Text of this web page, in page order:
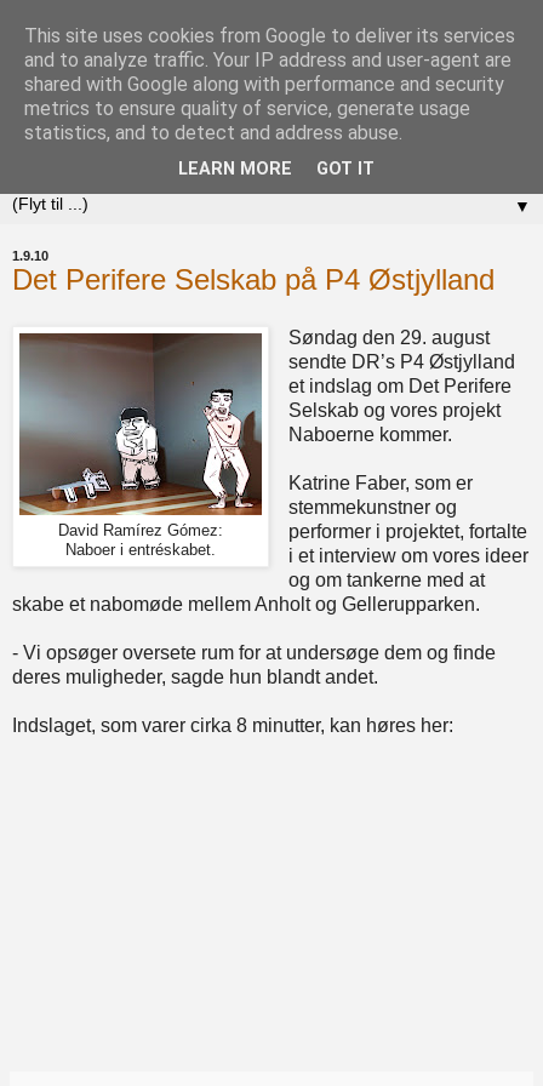
Det Perifere Selskab
KUNST – MENNESKER – STEDER ... vi skaber nye
forbindelser
▼
1.9.10
Det Perifere Selskab på P4 Østjylland
David Ramírez Gómez:
Naboer i entréskabet.
Søndag den 29. august
sendte DR’s P4 Østjylland
et indslag om Det Perifere
Selskab og vores projekt
Naboerne kommer.
Katrine Faber, som er
stemmekunstner og
performer i projektet, fortalte
i et interview om vores ideer
og om tankerne med at
skabe et nabomøde mellem Anholt og Gellerupparken.
- Vi opsøger oversete rum for at undersøge dem og finde
deres muligheder, sagde hun blandt andet.
Indslaget, som varer cirka 8 minutter, kan høres her:
This site uses cookies from Google to deliver its services
and to analyze traffic. Your IP address and user-agent are
shared with Google along with performance and security
metrics to ensure quality of service, generate usage
statistics, and to detect and address abuse.
LEARN MORE GOT IT